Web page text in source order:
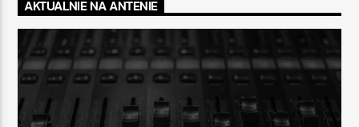
AKTUALNIE NA ANTENIE